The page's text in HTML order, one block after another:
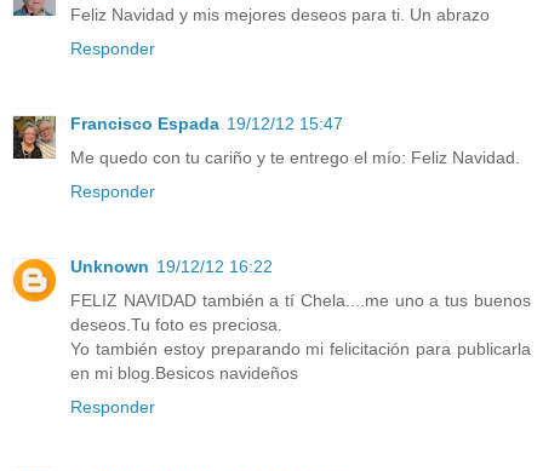
Feliz Navidad y mis mejores deseos para ti. Un abrazo
Responder
Francisco Espada 19/12/12 15:47
Me quedo con tu cariño y te entrego el mío: Feliz Navidad.
Responder
Unknown 19/12/12 16:22
FELIZ NAVIDAD también a tí Chela....me uno a tus buenos
deseos.Tu foto es preciosa.
Yo también estoy preparando mi felicitación para publicarla
en mi blog.Besicos navideños
Responder